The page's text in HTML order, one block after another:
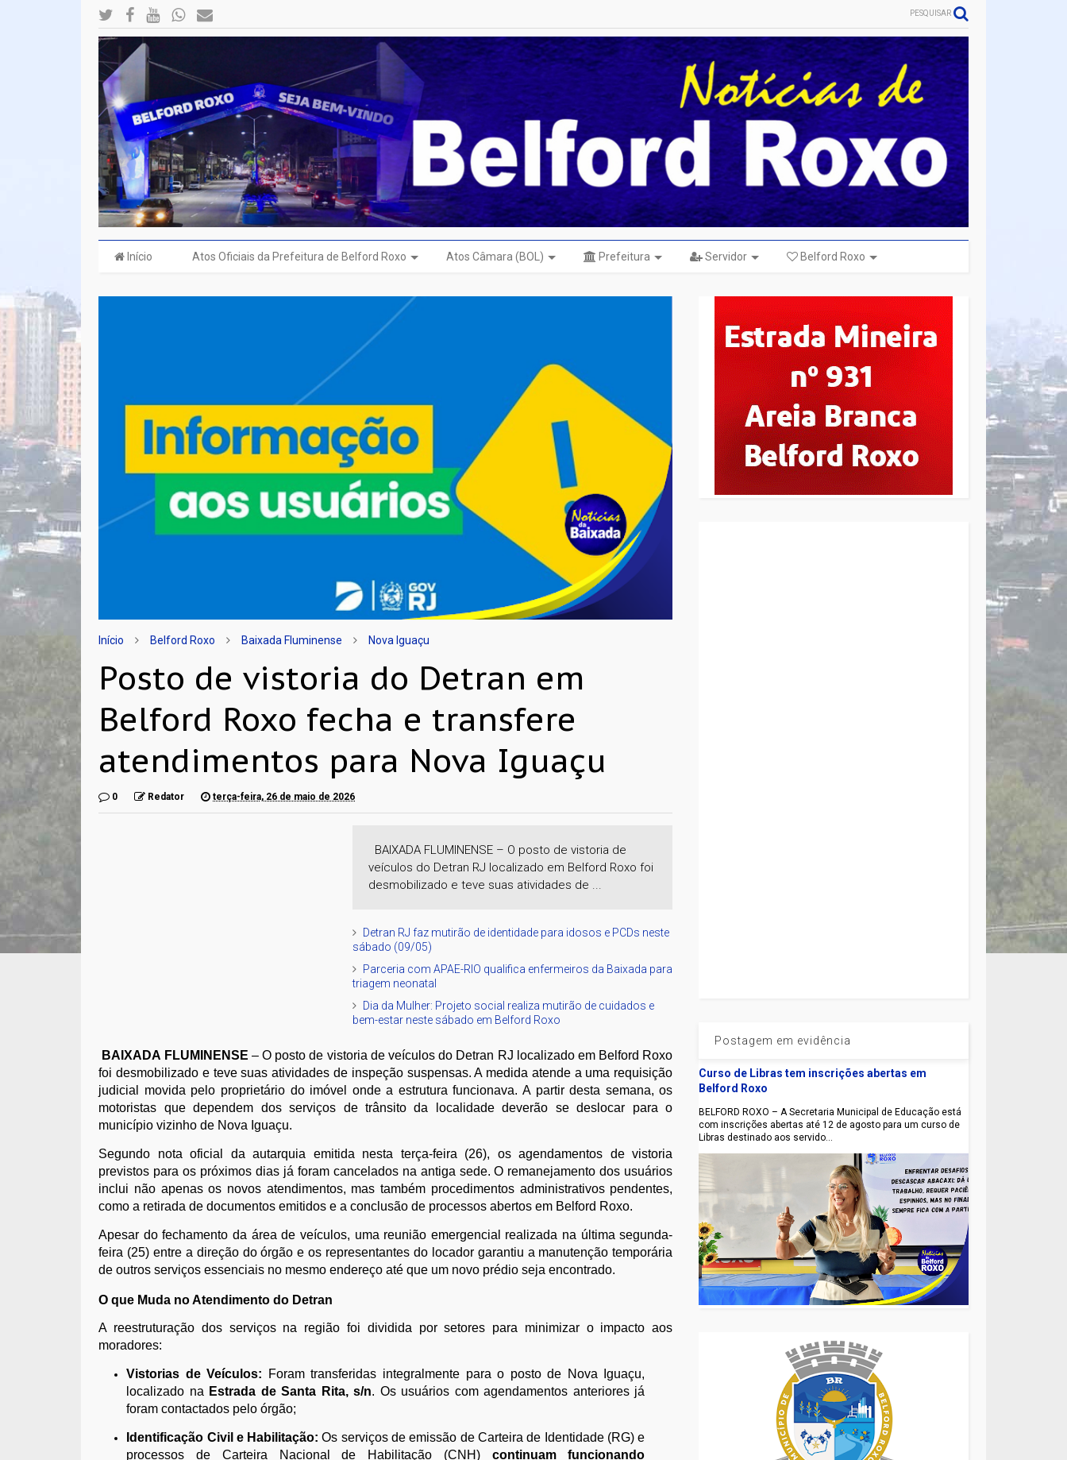
PESQUISAR
Início Atos Oficiais da Prefeitura de Belford Roxo Atos Câmara (BOL) Prefeitura Servidor Belford Roxo
Início Belford Roxo Baixada Fluminense Nova Iguaçu
Posto de vistoria do Detran em
Belford Roxo fecha e transfere
atendimentos para Nova Iguaçu
0 Redator terça-feira, 26 de maio de 2026
BAIXADA FLUMINENSE – O posto de vistoria de
veículos do Detran RJ localizado em Belford Roxo foi
desmobilizado e teve suas atividades de ...
Detran RJ faz mutirão de identidade para idosos e PCDs neste
sábado (09/05)
Parceria com APAE-RIO qualifica enfermeiros da Baixada para
triagem neonatal
Dia da Mulher: Projeto social realiza mutirão de cuidados e
bem-estar neste sábado em Belford Roxo
BAIXADA FLUMINENSE – O posto de vistoria de veículos do Detran RJ localizado em Belford Roxo
foi desmobilizado e teve suas atividades de inspeção suspensas. A medida atende a uma requisição
judicial movida pelo proprietário do imóvel onde a estrutura funcionava. A partir desta semana, os
motoristas que dependem dos serviços de trânsito da localidade deverão se deslocar para o
município vizinho de Nova Iguaçu.
Segundo nota oficial da autarquia emitida nesta terça-feira (26), os agendamentos de vistoria
previstos para os próximos dias já foram cancelados na antiga sede. O remanejamento dos usuários
inclui não apenas os novos atendimentos, mas também procedimentos administrativos pendentes,
como a retirada de documentos emitidos e a conclusão de processos abertos em Belford Roxo.
Apesar do fechamento da área de veículos, uma reunião emergencial realizada na última segunda-
feira (25) entre a direção do órgão e os representantes do locador garantiu a manutenção temporária
de outros serviços essenciais no mesmo endereço até que um novo prédio seja encontrado.
O que Muda no Atendimento do Detran
A reestruturação dos serviços na região foi dividida por setores para minimizar o impacto aos
moradores:
Vistorias de Veículos: Foram transferidas integralmente para o posto de Nova Iguaçu,
localizado na Estrada de Santa Rita, s/n. Os usuários com agendamentos anteriores já
foram contactados pelo órgão;
Identificação Civil e Habilitação: Os serviços de emissão de Carteira de Identidade (RG) e
processos de Carteira Nacional de Habilitação (CNH) continuam funcionando
Postagem em evidência
Curso de Libras tem inscrições abertas em
Belford Roxo
BELFORD ROXO – A Secretaria Municipal de Educação está
com inscrições abertas até 12 de agosto para um curso de
Libras destinado aos servido...